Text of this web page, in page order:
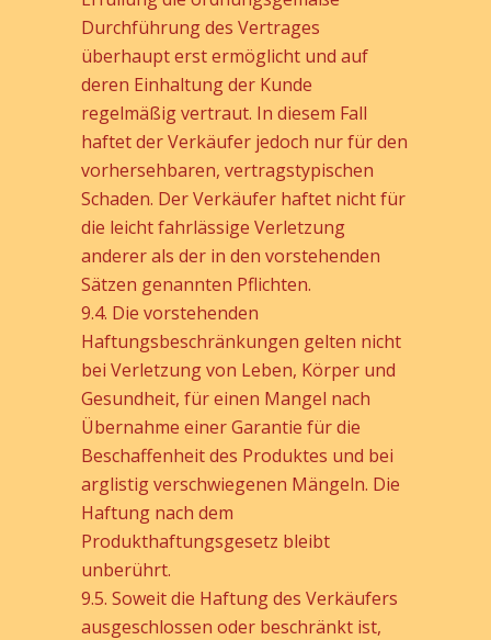
Durchführung des Vertrages
überhaupt erst ermöglicht und auf
deren Einhaltung der Kunde
regelmäßig vertraut. In diesem Fall
haftet der Verkäufer jedoch nur für den
vorhersehbaren, vertragstypischen
Schaden. Der Verkäufer haftet nicht für
die leicht fahrlässige Verletzung
anderer als der in den vorstehenden
Sätzen genannten Pflichten.
9.4. Die vorstehenden
Haftungsbeschränkungen gelten nicht
bei Verletzung von Leben, Körper und
Gesundheit, für einen Mangel nach
Übernahme einer Garantie für die
Beschaffenheit des Produktes und bei
arglistig verschwiegenen Mängeln. Die
Haftung nach dem
Produkthaftungsgesetz bleibt
unberührt.
9.5. Soweit die Haftung des Verkäufers
ausgeschlossen oder beschränkt ist,